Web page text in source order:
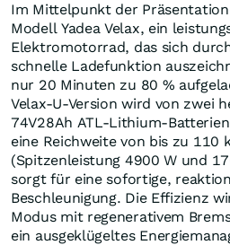
Im Mittelpunkt der
Modell Yadea Velax, ein
Elektromotorrad, das sich
schnelle Ladefunktion
nur 20 Minuten zu 80 %
Velax-U-Version wird von zwei
74V28Ah ATL-Lithium-
eine Reichweite von bis zu 110
(Spitzenleistung 4900 W und
sorgt für eine sofortige,
Beschleunigung. Die Effizienz
Modus mit regenerativem
ein ausgeklügeltes